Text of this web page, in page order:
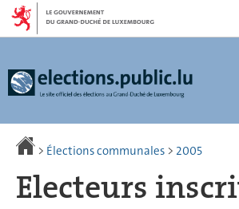
Aller
navigation
Aller
> Élections communales > 2005
Electeurs